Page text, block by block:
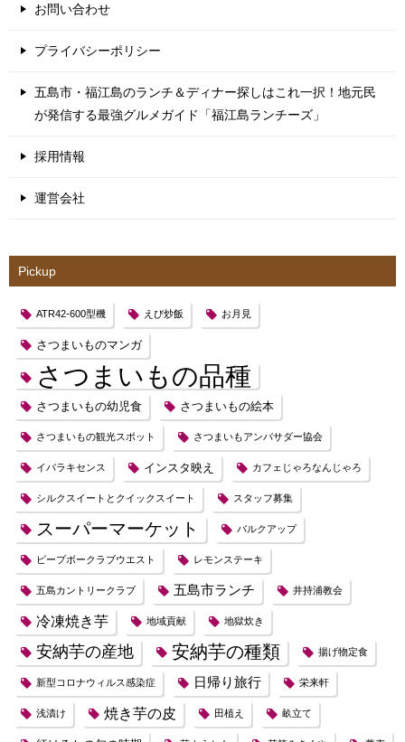
お問い合わせ
プライバシーポリシー
五島市・福江島のランチ＆ディナー探しはこれ一択！地元民
が発信する最強グルメガイド「福江島ランチーズ」
採用情報
運営会社
Pickup
ATR42-600型機 えび炒飯 お月見
さつまいものマンガ
さつまいもの品種
さつまいもの幼児食 さつまいもの絵本
さつまいもの観光スポット さつまいもアンバサダー協会
イバラキセンス インスタ映え カフェじゃろなんじゃろ
シルクスイートとクイックスイート スタッフ募集
スーパーマーケット バルクアップ
ピープボークラブウエスト レモンステーキ
五島カントリークラブ 五島市ランチ 井持浦教会
冷凍焼き芋 地域貢献 地獄炊き
安納芋の産地 安納芋の種類 揚げ物定食
新型コロナウィルス感染症 日帰り旅行 栄来軒
浅漬け 焼き芋の皮 田植え 畝立て